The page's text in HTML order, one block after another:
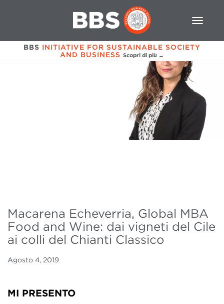
BBS INITIATIVE FOR SUSTAINABLE SOCIETY
AND BUSINESS Scopri di più →
Macarena Echeverria, Global MBA
Food and Wine: dai vigneti del Cile
ai colli del Chianti Classico
Agosto 4, 2019
MI PRESENTO